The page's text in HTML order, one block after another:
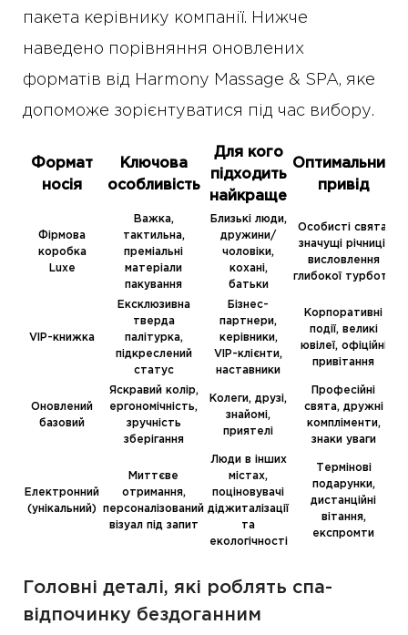
пакета керівнику компанії. Нижче
наведено порівняння оновлених
форматів від Harmony Massage & SPA, яке
допоможе зорієнтуватися під час вибору.
Формат
носія
Ключова
особливість
Для кого
підходить
найкраще
Оптимальний
привід
Фірмова
коробка
Luxe
Важка,
тактильна,
преміальні
матеріали
пакування
Близькі люди,
дружини/
чоловіки,
кохані,
батьки
Особисті свята,
значущі річниці,
висловлення
глибокої турботи
VIP-книжка
Ексклюзивна
тверда
палітурка,
підкреслений
статус
Бізнес-
партнери,
керівники,
VIP-клієнти,
наставники
Корпоративні
події, великі
ювілеї, офіційні
привітання
Оновлений
базовий
Яскравий колір,
ергономічність,
зручність
зберігання
Колеги, друзі,
знайомі,
приятелі
Професійні
свята, дружні
компліменти,
знаки уваги
Електронний
(унікальний)
Миттєве
отримання,
персоналізований
візуал під запит
Люди в інших
містах,
поціновувачі
діджиталізації
та
екологічності
Термінові
подарунки,
дистанційні
вітання,
експромти
Головні деталі, які роблять спа-
відпочинку бездоганним